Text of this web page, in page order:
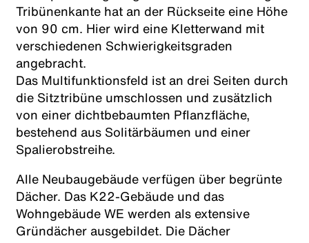
Tribünenkante hat an der Rückseite eine Höhe
von 90 cm. Hier wird eine Kletterwand mit
verschiedenen Schwierigkeitsgraden
angebracht.
Das Multifunktionsfeld ist an drei Seiten durch
die Sitztribüne umschlossen und zusätzlich
von einer dicht­bebaumten Pflanzfläche,
bestehend aus Solitärbäumen und einer
Spalierobstreihe.
Alle Neubaugebäude verfügen über begrünte
Dächer. Das K22-Gebäude und das
Wohngebäude WE werden als extensive
Gründächer ausgebildet. Die Dächer